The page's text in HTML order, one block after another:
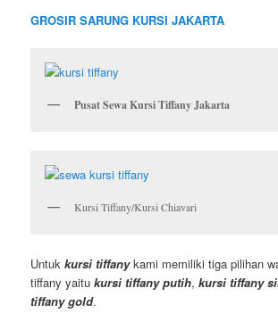
GROSIR SARUNG KURSI JAKARTA
Pusat Sewa Kursi Tiffany Jakarta
Kursi Tiffany/Kursi Chiavari
Untuk kursi tiffany kami memiliki tiga pilihan
tiffany yaitukursi tiffany putih,kursi tiffany
tiffany gold.